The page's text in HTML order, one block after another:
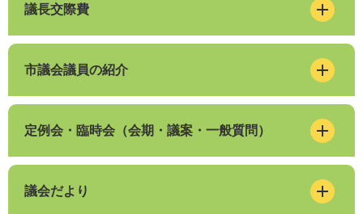
議長交際費
市議会議員の紹介
定例会・臨時会（会期・議案・一般質問）
議会だより